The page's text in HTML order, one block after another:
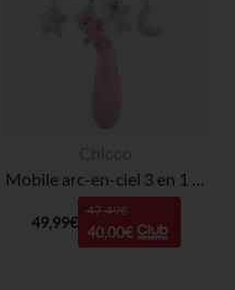
Mobile arc-en-ciel 3 en 1 - Rose
49,99€
47,49€
40,00€